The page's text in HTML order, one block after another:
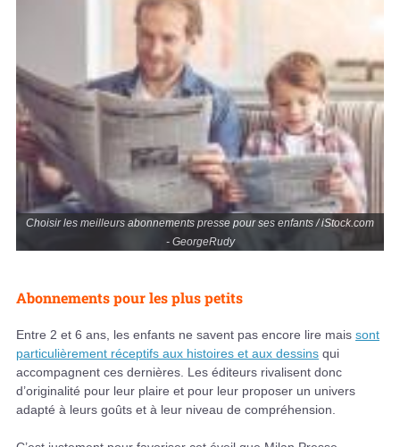
Choisir les meilleurs abonnements presse pour ses enfants / iStock.com
- GeorgeRudy
Abonnements pour les plus petits
Entre 2 et 6 ans, les enfants ne savent pas encore lire mais sont
particulièrement réceptifs aux histoires et aux dessins qui
accompagnent ces dernières. Les éditeurs rivalisent donc
d’originalité pour leur plaire et pour leur proposer un univers
adapté à leurs goûts et à leur niveau de compréhension.